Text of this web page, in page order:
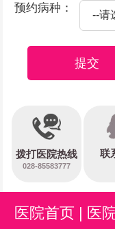
预约病种：
提交
拨打医院热线
028-85583777
联
医院首页 | 医